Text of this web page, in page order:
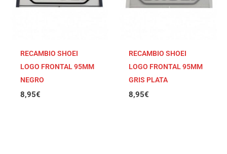
RECAMBIO SHOEI
LOGO FRONTAL 95MM
NEGRO
8,95€
RECAMBIO SHOEI
LOGO FRONTAL 95MM
GRIS PLATA
8,95€